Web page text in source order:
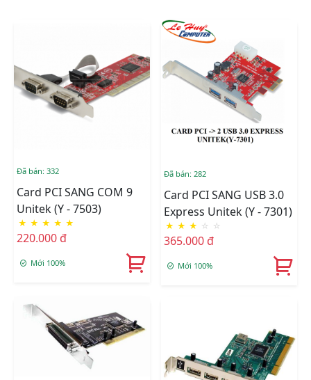
Đã bán: 332
Card PCI SANG COM 9
Unitek (Y - 7503)
★ ★ ★ ★ ★
220.000 đ
Mới 100%
Đã bán: 282
Card PCI SANG USB 3.0
Express Unitek (Y - 7301)
★ ★ ★ ☆ ☆
365.000 đ
Mới 100%